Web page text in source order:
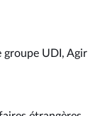
groupe UDI, Agir